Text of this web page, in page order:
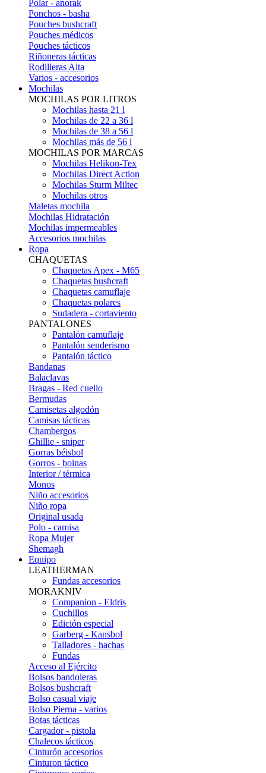
Polar - anorak
Ponchos - basha
Pouches bushcraft
Pouches médicos
Pouches tácticos
Riñoneras tácticas
Rodilleras Alta
Varios - accesorios
Mochilas
MOCHILAS POR LITROS
Mochilas hasta 21 l
Mochilas de 22 a 36 l
Mochilas de 38 a 56 l
Mochilas más de 56 l
MOCHILAS POR MARCAS
Mochilas Helikon-Tex
Mochilas Direct Action
Mochilas Sturm Miltec
Mochilas otros
Maletas mochila
Mochilas Hidratación
Mochilas impermeables
Accesorios mochilas
Ropa
CHAQUETAS
Chaquetas Apex - M65
Chaquetas bushcraft
Chaquetas camuflaje
Chaquetas polares
Sudadera - cortaviento
PANTALONES
Pantalón camuflaje
Pantalón senderismo
Pantalón táctico
Bandanas
Balaclavas
Bragas - Red cuello
Bermudas
Camisetas algodón
Camisas tácticas
Chambergos
Ghillie - sniper
Gorras béisbol
Gorros - boinas
Interior / térmica
Monos
Niño accesorios
Niño ropa
Original usada
Polo - camisa
Ropa Mujer
Shemagh
Equipo
LEATHERMAN
Fundas accesorios
MORAKNIV
Companion - Eldris
Cuchillos
Edición especial
Garberg - Kansbol
Talladores - hachas
Fundas
Acceso al Ejército
Bolsos bandoleras
Bolsos bushcraft
Bolso casual viaje
Bolso Pierna - varios
Botas tácticas
Cargador - pistola
Chalecos tácticos
Cinturón accesorios
Cinturon táctico